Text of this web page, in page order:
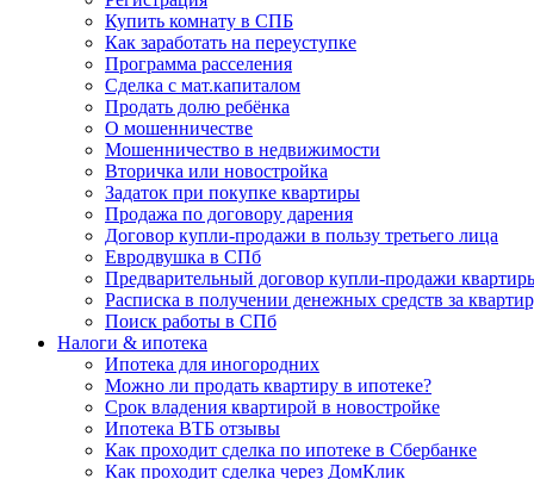
Купить комнату в СПБ
Как заработать на переуступке
Программа расселения
Сделка с мат.капиталом
Продать долю ребёнка
О мошенничестве
Мошенничество в недвижимости
Вторичка или новостройка
Задаток при покупке квартиры
Продажа по договору дарения
Договор купли-продажи в пользу третьего лица
Евродвушка в СПб
Предварительный договор купли-продажи
Расписка в получении денежных средств за
Поиск работы в СПб
Налоги & ипотека
Ипотека для иногородних
Можно ли продать квартиру в ипотеке?
Срок владения квартирой в новостройке
Ипотека ВТБ отзывы
Как проходит сделка по ипотеке в Сбербанке
Как проходит сделка через ДомКлик